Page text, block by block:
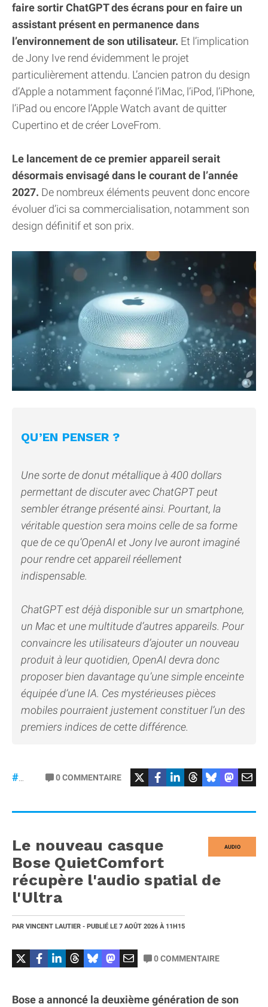
faire sortir ChatGPT des écrans pour en faire un
assistant présent en permanence dans
l’environnement de son utilisateur. Et l’implication
de Jony Ive rend évidemment le projet
particulièrement attendu. L’ancien patron du design
d’Apple a notamment façonné l’iMac, l’iPod, l’iPhone,
l’iPad ou encore l’Apple Watch avant de quitter
Cupertino et de créer LoveFrom.
Le lancement de ce premier appareil serait
désormais envisagé dans le courant de l’année
2027. De nombreux éléments peuvent donc encore
évoluer d’ici sa commercialisation, notamment son
design définitif et son prix.
QU’EN PENSER ?
Une sorte de donut métallique à 400 dollars
permettant de discuter avec ChatGPT peut
sembler étrange présenté ainsi. Pourtant, la
véritable question sera moins celle de sa forme
que de ce qu’OpenAI et Jony Ive auront imaginé
pour rendre cet appareil réellement
indispensable.
ChatGPT est déjà disponible sur un smartphone,
un Mac et une multitude d’autres appareils. Pour
convaincre les utilisateurs d’ajouter un nouveau
produit à leur quotidien, OpenAI devra donc
proposer bien davantage qu’une simple enceinte
équipée d’une IA. Ces mystérieuses pièces
mobiles pourraient justement constituer l’un des
premiers indices de cette différence.
#OpenAI
0COMMENTAIRE
AUDIO
Le nouveau casque
Bose QuietComfort
récupère l'audio spatial de
l'Ultra
PAR VINCENT LAUTIER - PUBLIÉ LE 7 AOÛT 2026 À 11H15
0COMMENTAIRE
Bose a annoncé la deuxième génération de son